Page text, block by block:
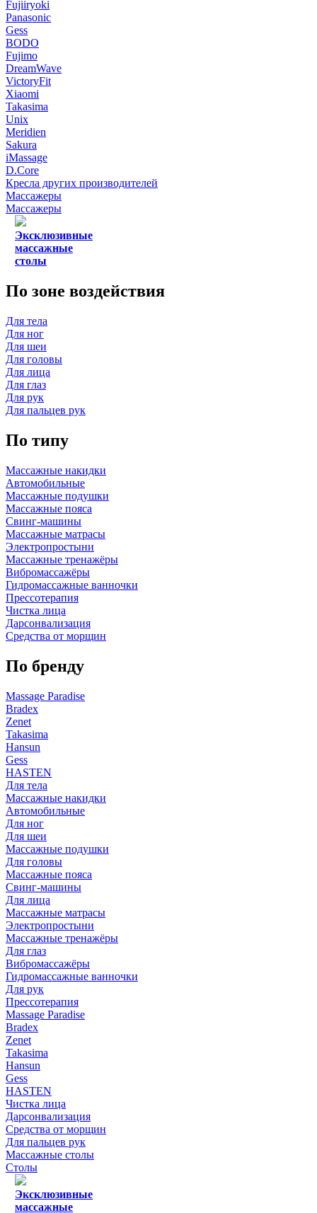
Fujiiryoki
Panasonic
Gess
BODO
Fujimo
DreamWave
VictoryFit
Xiaomi
Takasima
Unix
Meridien
Sakura
iMassage
D.Core
Кресла других производителей
Массажеры
Массажеры
Эксклюзивные
массажные
столы
По зоне воздействия
Для тела
Для ног
Для шеи
Для головы
Для лица
Для глаз
Для рук
Для пальцев рук
По типу
Массажные накидки
Автомобильные
Массажные подушки
Массажные пояса
Свинг-машины
Массажные матрасы
Электропростыни
Массажные тренажёры
Вибромассажёры
Гидромассажные ванночки
Прессотерапия
Чистка лица
Дарсонвализация
Средства от морщин
По бренду
Massage Paradise
Bradex
Zenet
Takasima
Hansun
Gess
HASTEN
Для тела
Массажные накидки
Автомобильные
Для ног
Для шеи
Массажные подушки
Для головы
Массажные пояса
Свинг-машины
Для лица
Массажные матрасы
Электропростыни
Массажные тренажёры
Для глаз
Вибромассажёры
Гидромассажные ванночки
Для рук
Прессотерапия
Massage Paradise
Bradex
Zenet
Takasima
Hansun
Gess
HASTEN
Чистка лица
Дарсонвализация
Средства от морщин
Для пальцев рук
Массажные столы
Столы
Эксклюзивные
массажные